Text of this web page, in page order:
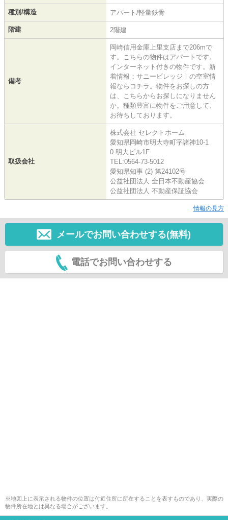
種別/構造 アパート/軽量鉄骨
階建 2階建
備考
岡崎信用金庫上里支店まで206mで
す。こちらの物件はアパートです。
インターネット付きの物件です。新
着情報：サニービレッジⅠの空室情
報ならコチラ。物件をお探しの方
は、こちらからお探しになりません
か。種類豊富に物件をご用意して、
お待ちしております。
取扱会社
株式会社 セレクトホーム
愛知県岡崎市明大寺町字諸神10-1
0 明大ビル1F
TEL:0564-73-5012
愛知県知事 (2) 第24102号
公益社団法人 全日本不動産協会
公益社団法人 不動産保証協会
情報の見方
メールでお問い合わせする(無料)
電話でお問い合わせする
※地図上に表示される物件の位置は付近住所に所在することを表すものであり、実際の
物件所在地とは異なる場合がございます。